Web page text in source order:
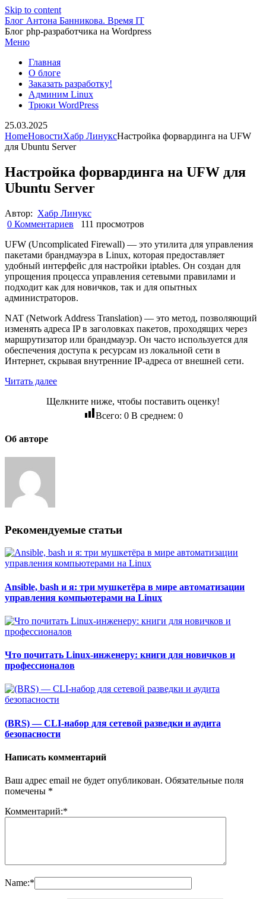
Skip to content
Блог Антона Банникова. Время IT
Блог php-разработчика на Wordpress
Меню
Главная
О блоге
Заказать разработку!
Админим Linux
Трюки WordPress
25.03.2025
HomeНовостиХабр ЛинуксНастройка форвардинга на UFW
для Ubuntu Server
Настройка форвардинга на UFW для
Ubuntu Server
Автор: Хабр Линукс
0 Комментариев
111 просмотров
UFW (Uncomplicated Firewall) — это утилита для управления
пакетами брандмауэра в Linux, которая предоставляет
удобный интерфейс для настройки iptables. Он создан для
упрощения процесса управления сетевыми правилами и
подходит как для новичков, так и для опытных
администраторов.
NAT (Network Address Translation) — это метод, позволяющий
изменять адреса IP в заголовках пакетов, проходящих через
маршрутизатор или брандмауэр. Он часто используется для
обеспечения доступа к ресурсам из локальной сети в
Интернет, скрывая внутренние IP-адреса от внешней сети.
Читать далее
Щелкните ниже, чтобы поставить оценку!
Всего: 0В среднем: 0
Об авторе
Рекомендуемые статьи
Ansible, bash и я: три мушкетёра в мире автоматизации
управления компьютерами на Linux
Что почитать Linux-инженеру: книги для новичков и
профессионалов
(BRS) — CLI-набор для сетевой разведки и аудита
безопасности
Написать комментарий
Ваш адрес email не будет опубликован. Обязательные поля
помечены *
Комментарий:*
Name:*